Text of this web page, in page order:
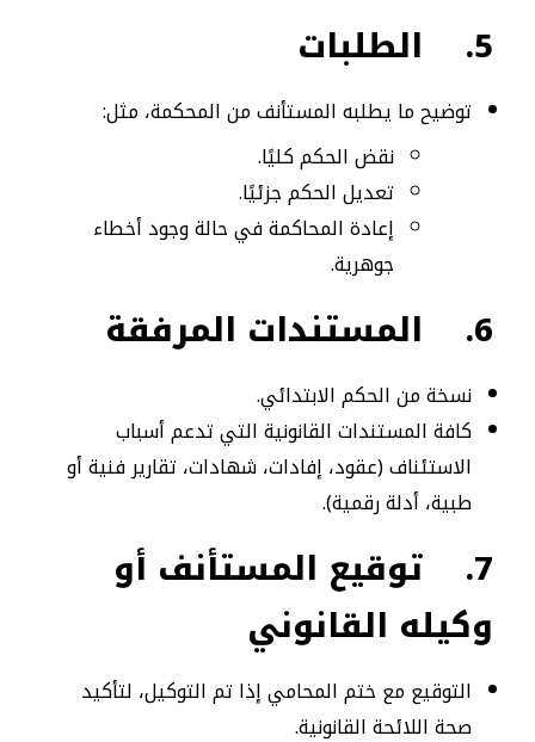
5. الطلبات
توضيح ما يطلبه المستأنف من المحكمة، مثل:
نقض الحكم كليًا.
تعديل الحكم جزئيًا.
إعادة المحاكمة في حالة وجود أخطاء
جوهرية.
6. المستندات المرفقة
نسخة من الحكم الابتدائي.
كافة المستندات القانونية التي تدعم أسباب
الاستئناف (عقود، إفادات، شهادات، تقارير فنية أو
طبية، أدلة رقمية).
7.
توقيع المستأنف أو
وكيله القانوني
التوقيع مع ختم المحامي إذا تم التوكيل، لتأكيد
صحة اللائحة القانونية.